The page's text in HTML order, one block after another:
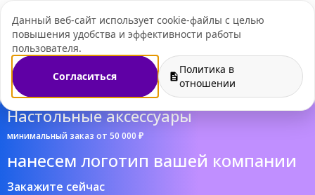
Данный веб-сайт использует cookie-файлы с целью
повышения удобства и эффективности работы
пользователя.
Согласиться
Политика в
отношении
+7 (495) 109-07-
Настольные аксессуары
минимальный заказ от 50 000 ₽
нанесем логотип вашей компании
Закажите сейчас